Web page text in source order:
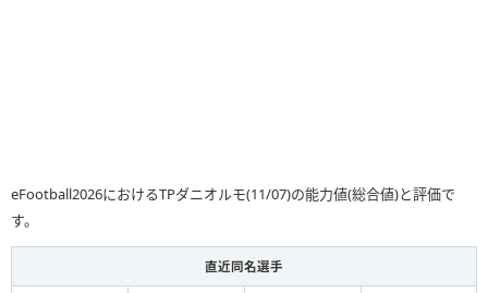
eFootball2026におけるTPダニオルモ(11/07)の能力値(総合値)と評価で
す。
直近同名選手